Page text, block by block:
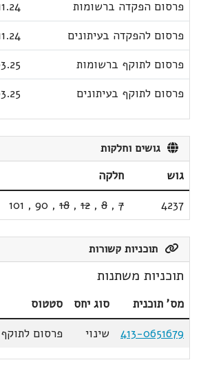
פרסום הפקדה ברשומות
פרסום להפקדה בעיתונים
פרסום לתוקף ברשומות
פרסום לתוקף בעיתונים
גושים וחלקות
גוש
חלקה
4237
7
,
8
,
12
,
18
,
90
,
101
תוכניות קשורות
תוכניות משתנות
מס' תוכנית סוג יחס
סטטוס
413-0651679
שינוי פרסום לתוקף